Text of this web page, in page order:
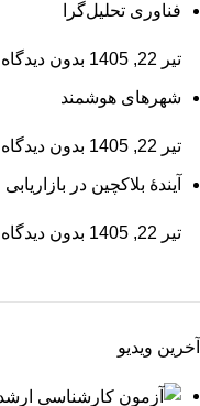
فناوری تحلیل‌گرا
تیر 22, 1405 بدون دیدگاه
شهرهای هوشمند
تیر 22, 1405 بدون دیدگاه
آیندۀ بلاکچین در بازاریابی
تیر 22, 1405 بدون دیدگاه
آخرین ویدیو